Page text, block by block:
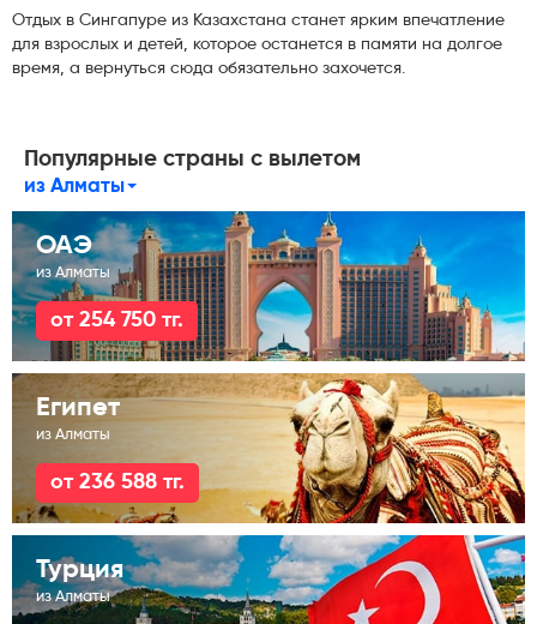
Отдых в Сингапуре из Казахстана станет ярким впечатление
для взрослых и детей, которое останется в памяти на долгое
время, а вернуться сюда обязательно захочется.
Популярные страны с вылетом
из Алматы
ОАЭ
из Алматы
от 254 750 тг.
Египет
из Алматы
от 236 588 тг.
Турция
из Алматы